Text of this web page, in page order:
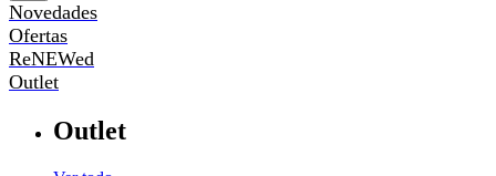
Novedades
Ofertas
ReNEWed
Outlet
Outlet